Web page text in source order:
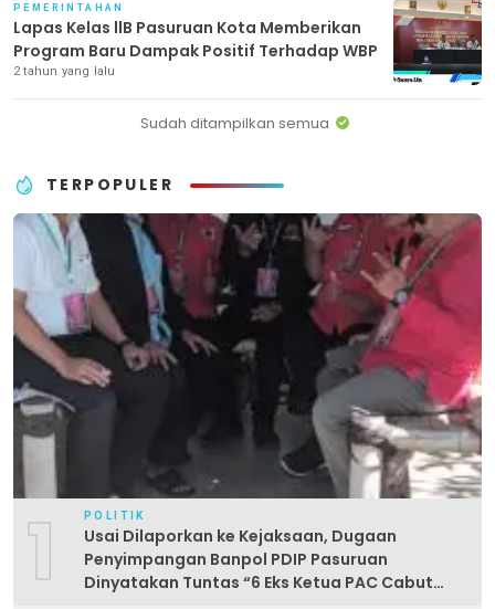
PEMERINTAHAN
Lapas Kelas llB Pasuruan Kota Memberikan
Program Baru Dampak Positif Terhadap WBP
2 tahun yang lalu
Sudah ditampilkan semua
TERPOPULER
1 POLITIK
Usai Dilaporkan ke Kejaksaan, Dugaan
Penyimpangan Banpol PDIP Pasuruan
Dinyatakan Tuntas “6 Eks Ketua PAC Cabut